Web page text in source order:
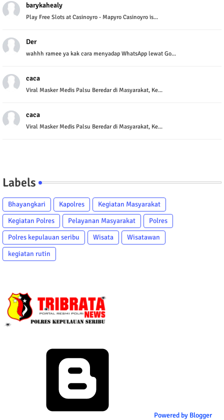
barykahealy
Play Free Slots at Casinoyro - Mapyro Casinoyro is...
Der
wahhh ramee ya kak cara menyadap WhatsApp lewat Go...
caca
Viral Masker Medis Palsu Beredar di Masyarakat, Ke...
caca
Viral Masker Medis Palsu Beredar di Masyarakat, Ke...
Labels
Bhayangkari Kapolres
Kegiatan Masyarakat
Kegiatan Polres
Pelayanan Masyarakat
Polres
Polres kepulauan seribu
Wisata
Wisatawan
kegiatan rutin
Powered by Blogger